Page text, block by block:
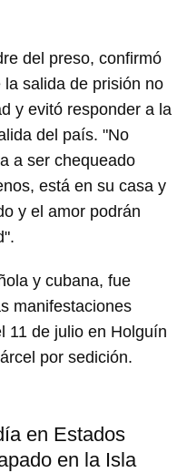
del preso, confirmó
la salida de prisión no
y evitó responder a la
del país. "No
a ser chequeado
está en su casa y
y el amor podrán
y cubana, fue
manifestaciones
11 de julio en Holguín
por sedición.
en Estados
en la Isla